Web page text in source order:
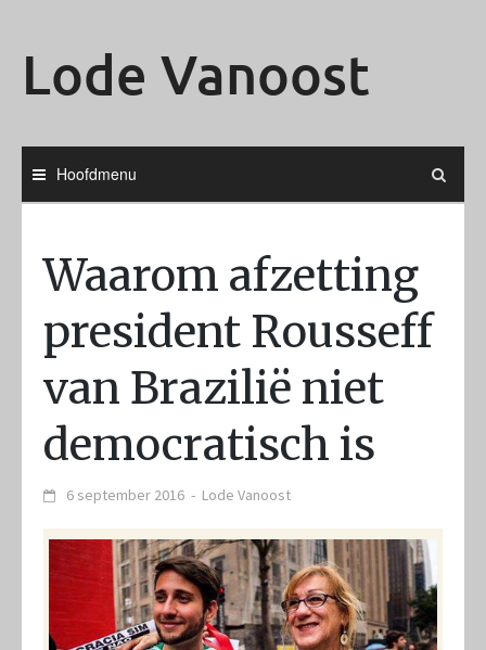
Lode Vanoost
Hoofdmenu
Waarom afzetting
president Rousseff
van Brazilië niet
democratisch is
6 september 2016 - Lode Vanoost